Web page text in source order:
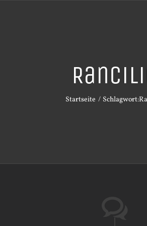
Startseite Schlagwort: